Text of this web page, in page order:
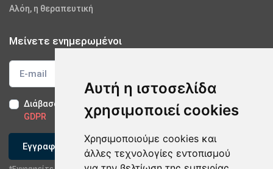
Αυτή η ιστοσελίδα
χρησιμοποιεί cookies
Χρησιμοποιούμε cookies και
άλλες τεχνολογίες εντοπισμού
Αλόη, η θεραπευτική
Μείνετε ενημερωμένοι
Διάβασα και αποδέχομαι τους Όρους Χρήσης -
Δήλωση
GDPR
Εγγραφείτε